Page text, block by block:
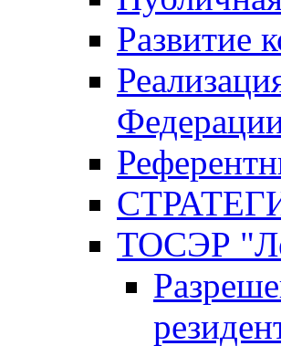
Развитие
ТОСЭР